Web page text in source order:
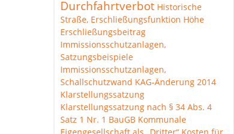
Durchfahrtverbot Historische
Straße, Erschließungsfunktion Höhe
Erschließungsbeitrag
Immissionsschutzanlagen,
Satzungsbeispiele
Immissionsschutzanlagen,
Schallschutzwand KAG-Änderung 2014
Klarstellungssatzung
Klarstellungssatzung nach § 34 Abs. 4
Satz 1 Nr. 1 BauGB Kommunale